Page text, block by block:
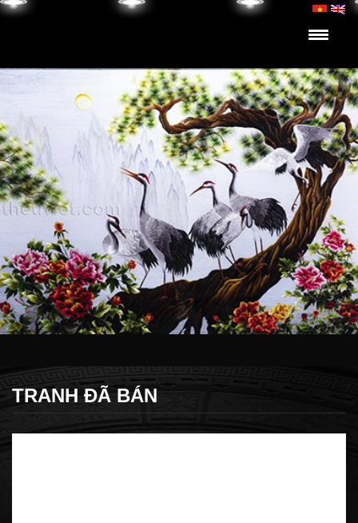
Skip to content
TRANH ĐÃ BÁN